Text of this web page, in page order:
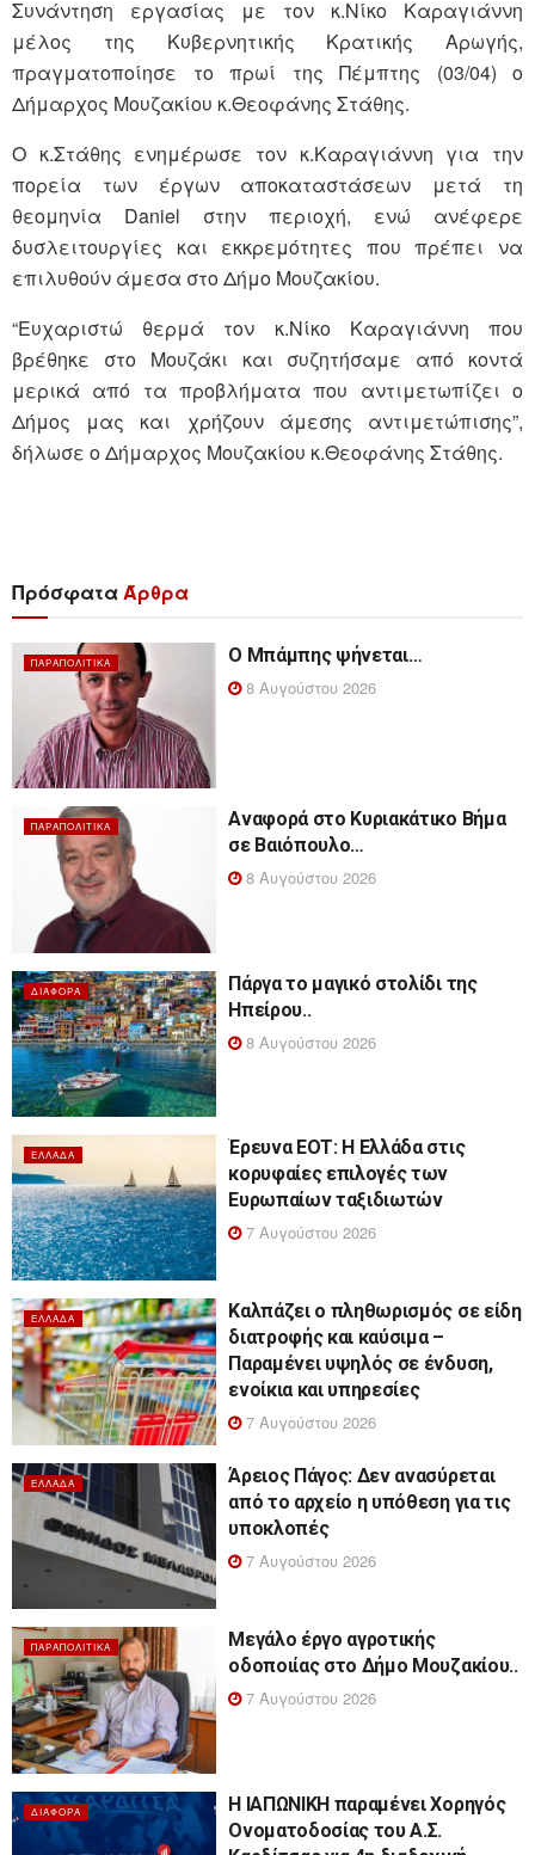
Συνάντηση εργασίας με τον κ.Νίκο Καραγιάννη
μέλος της Κυβερνητικής Κρατικής Αρωγής,
πραγματοποίησε το πρωί της Πέμπτης (03/04) ο
Δήμαρχος Μουζακίου κ.Θεοφάνης Στάθης.
Ο κ.Στάθης ενημέρωσε τον κ.Καραγιάννη για την
πορεία των έργων αποκαταστάσεων μετά τη
θεομηνία Daniel στην περιοχή, ενώ ανέφερε
δυσλειτουργίες και εκκρεμότητες που πρέπει να
επιλυθούν άμεσα στο Δήμο Μουζακίου.
“Ευχαριστώ θερμά τον κ.Νίκο Καραγιάννη που
βρέθηκε στο Μουζάκι και συζητήσαμε από κοντά
μερικά από τα προβλήματα που αντιμετωπίζει ο
Δήμος μας και χρήζουν άμεσης αντιμετώπισης”,
δήλωσε ο Δήμαρχος Μουζακίου κ.Θεοφάνης Στάθης.
ΠρόσφαταΆρθρα
ΠΑΡΑΠΟΛΙΤΙΚΆ
Ο Μπάμπης ψήνεται…
8 Αυγούστου 2026
ΠΑΡΑΠΟΛΙΤΙΚΆ
Αναφορά στο Κυριακάτικο Βήμα
σε Βαιόπουλο…
8 Αυγούστου 2026
ΔΙΆΦΟΡΑ
Πάργα το μαγικό στολίδι της
Ηπείρου..
8 Αυγούστου 2026
ΕΛΛΆΔΑ
Έρευνα ΕΟΤ: Η Ελλάδα στις
κορυφαίες επιλογές των
Ευρωπαίων ταξιδιωτών
7 Αυγούστου 2026
ΕΛΛΆΔΑ
Καλπάζει ο πληθωρισμός σε είδη
διατροφής και καύσιμα –
Παραμένει υψηλός σε ένδυση,
ενοίκια και υπηρεσίες
7 Αυγούστου 2026
ΕΛΛΆΔΑ
Άρειος Πάγος: Δεν ανασύρεται
από το αρχείο η υπόθεση για τις
υποκλοπές
7 Αυγούστου 2026
ΠΑΡΑΠΟΛΙΤΙΚΆ
Μεγάλο έργο αγροτικής
οδοποιίας στο Δήμο Μουζακίου..
7 Αυγούστου 2026
ΔΙΆΦΟΡΑ
Η ΙΑΠΩΝΙΚΗ παραμένει Χορηγός
Ονοματοδοσίας του Α.Σ.